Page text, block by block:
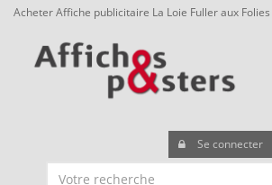
Acheter Affiche publicitaire La Loie Fuller aux
Se connecter